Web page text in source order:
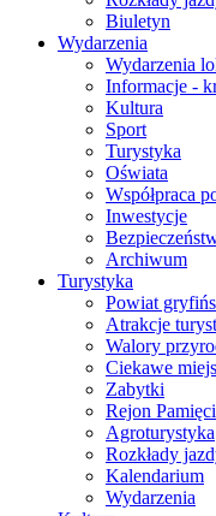
Biuletyn
Wydarzenia
Wydarzenia
Informacje -
Kultura
Sport
Turystyka
Oświata
Współpraca
Inwestycje
Archiwum
Turystyka
Powiat
Atrakcje
Walory
Ciekawe
Zabytki
Rejon
Agroturystyka
Rozkłady
Kalendarium
Wydarzenia